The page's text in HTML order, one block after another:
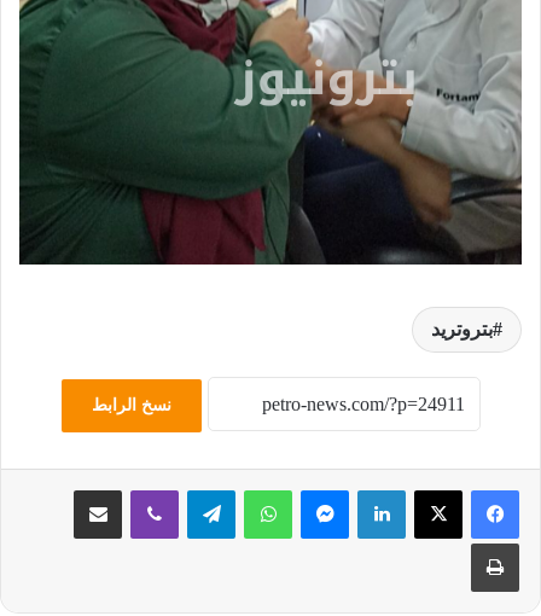
بتروتريد
نسخ الرابط
لينكدإن ماسنجر واتساب تيلقرام ڤايبر مشاركة عبر البريد
طباعة